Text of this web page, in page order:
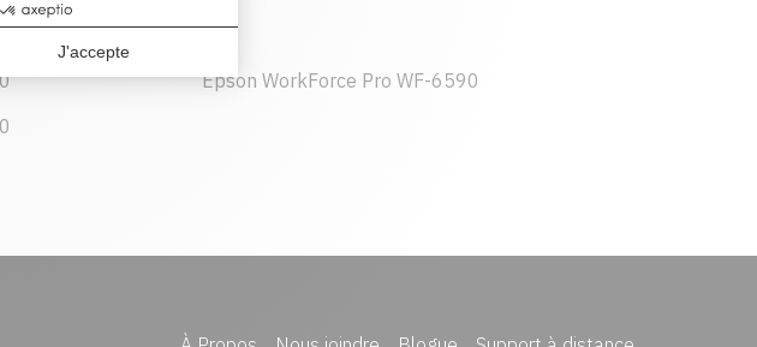
Epson WorkForce Pro WF-6590